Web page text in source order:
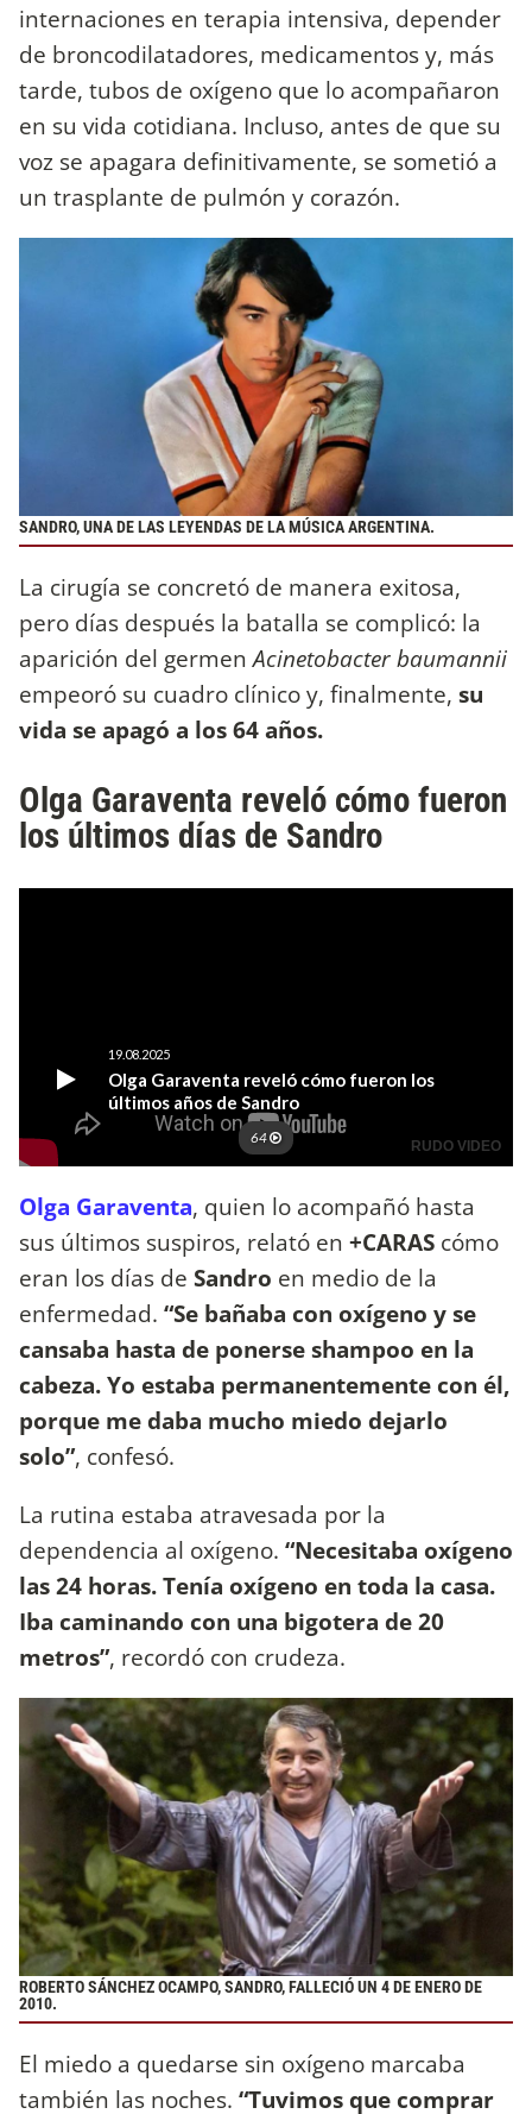
internaciones en terapia intensiva, depender
de broncodilatadores, medicamentos y, más
tarde, tubos de oxígeno que lo acompañaron
en su vida cotidiana. Incluso, antes de que su
voz se apagara definitivamente, se sometió a
un trasplante de pulmón y corazón.
SANDRO, UNA DE LAS LEYENDAS DE LA MÚSICA ARGENTINA.
La cirugía se concretó de manera exitosa,
pero días después la batalla se complicó: la
aparición del germenAcinetobacter baumannii
empeoró su cuadro clínico y, finalmente, su
vida se apagó a los 64 años.
Olga Garaventa reveló cómo fueron
los últimos días de Sandro
Olga Garaventa, quien lo acompañó hasta
sus últimos suspiros, relató en +CARAS cómo
eran los días de Sandro en medio de la
enfermedad. “Se bañaba con oxígeno y se
cansaba hasta de ponerse shampoo en la
cabeza. Yo estaba permanentemente con él,
porque me daba mucho miedo dejarlo
solo”, confesó.
La rutina estaba atravesada por la
dependencia al oxígeno. “Necesitaba oxígeno
las 24 horas. Tenía oxígeno en toda la casa.
Iba caminando con una bigotera de 20
metros”, recordó con crudeza.
ROBERTO SÁNCHEZ OCAMPO, SANDRO, FALLECIÓ UN 4 DE ENERO DE
2010.
El miedo a quedarse sin oxígeno marcaba
también las noches. “Tuvimos que comprar